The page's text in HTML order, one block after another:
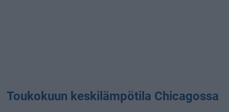
Toukokuun keskilämpötila Chicagossa